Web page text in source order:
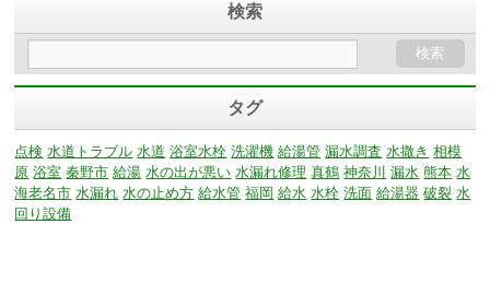
検索
タグ
点検 水道トラブル 水道 浴室水栓 洗濯機 給湯管 漏水調査 水撒き 相模
原 浴室 秦野市 給湯 水の出が悪い 水漏れ修理 真鶴 神奈川 漏水 熊本 水
海老名市 水漏れ 水の止め方 給水管 福岡 給水 水栓 洗面 給湯器 破裂 水
回り設備